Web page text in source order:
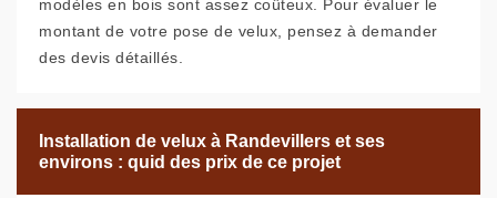
modèles en bois sont assez coûteux. Pour évaluer le
montant de votre pose de velux, pensez à demander
des devis détaillés.
Installation de velux à Randevillers et ses
environs : quid des prix de ce projet